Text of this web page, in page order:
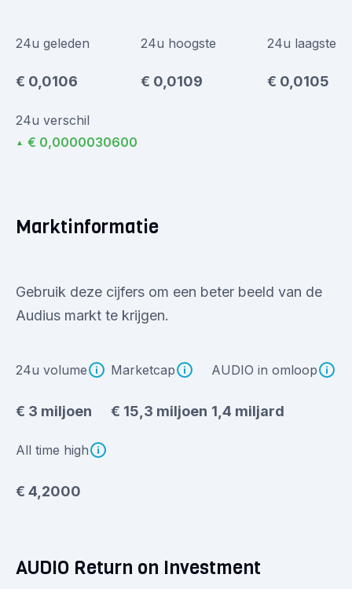
24u geleden
€ 0,0106
24u hoogste
€ 0,0109
24u laagste
€ 0,0105
24u verschil
▲ € 0,0000030600
Marktinformatie
Gebruik deze cijfers om een beter beeld van de
Audius markt te krijgen.
24u volume
€ 3 miljoen
Marketcap
€ 15,3 miljoen
AUDIO in omloop
1,4 miljard
All time high
€ 4,2000
AUDIO Return on Investment